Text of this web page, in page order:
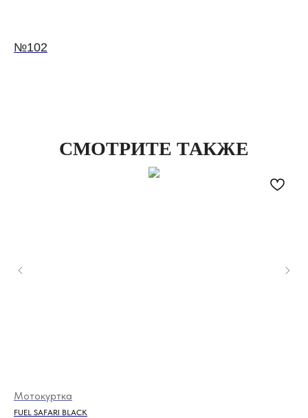
№102
СМОТРИТЕ ТАКЖЕ
FUEL SAFARI BLACK
Мотокуртка